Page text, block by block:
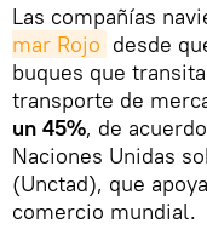
Las compañías
mar Rojo desde
buques que
transporte de
un 45%, de
Naciones Unidas
(Unctad), que
comercio mundial.